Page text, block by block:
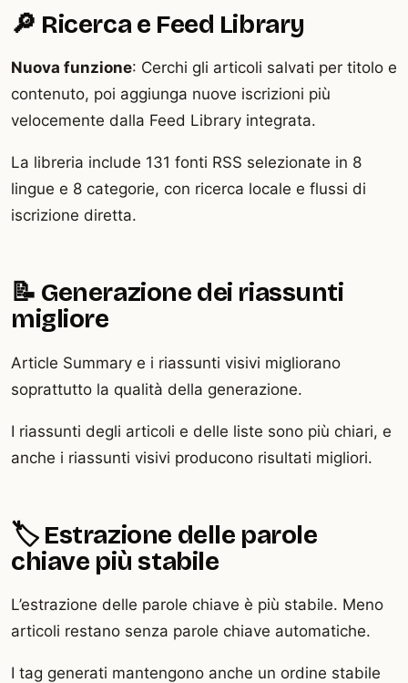
🔎 Ricerca e Feed Library
Nuova funzione: Cerchi gli articoli salvati per titolo e
contenuto, poi aggiunga nuove iscrizioni più
velocemente dalla Feed Library integrata.
La libreria include 131 fonti RSS selezionate in 8
lingue e 8 categorie, con ricerca locale e flussi di
iscrizione diretta.
📝 Generazione dei riassunti
migliore
Article Summary e i riassunti visivi migliorano
soprattutto la qualità della generazione.
I riassunti degli articoli e delle liste sono più chiari, e
anche i riassunti visivi producono risultati migliori.
🏷️ Estrazione delle parole
chiave più stabile
L’estrazione delle parole chiave è più stabile. Meno
articoli restano senza parole chiave automatiche.
I tag generati mantengono anche un ordine stabile